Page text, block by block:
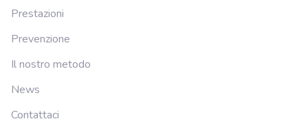
Prestazioni
Prevenzione
Il nostro metodo
News
Contattaci